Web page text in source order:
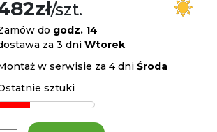
/szt.
do godz. 14
za 3 dni Wtorek
w serwisie za 4 dni Środa
sztuki